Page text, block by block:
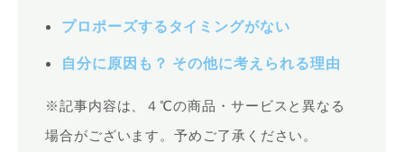
プロポーズするタイミングがない
自分に原因も？ その他に考えられる理由
※記事内容は、４℃の商品・サービスと異なる
場合がございます。予めご了承ください。